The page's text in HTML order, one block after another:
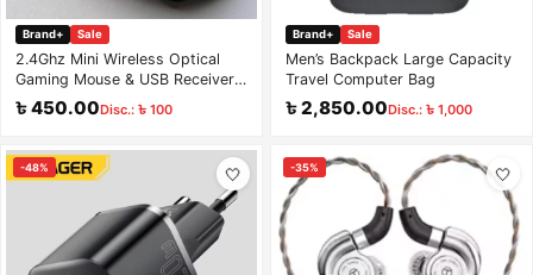
Brand+ Sale
2.4Ghz Mini Wireless Optical
Gaming Mouse & USB Receiver
1200 DPI for PC Laptop
৳ 450.00Disc.: ৳ 100
Brand+ Sale
Men’s Backpack Large Capacity
Travel Computer Bag
৳ 2,850.00Disc.: ৳ 1,000
-48% 🤍 -35% 🤍